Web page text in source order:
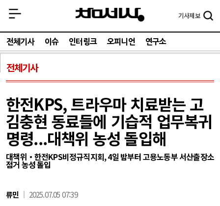
기사제보
전체기사 이슈 인터링크 오피니언 연구소
전체기사
한전KPS, 트라우마 치료받는 고
김충현 동료들에 기습적 업무복귀
명령...대책위 농성 돌입해
대책위・한전KPS비정규직지회, 4일 밤부터 고용노동부 서산출장소
점거 농성 돌입
류민 2025.07.05 07:39